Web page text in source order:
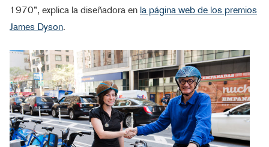
1970”, explica la diseñadora en la página web de los premios
James Dyson.